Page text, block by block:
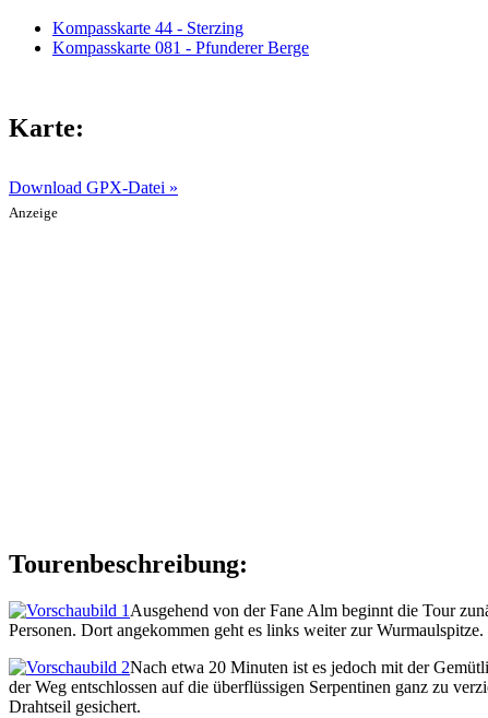
Kompasskarte 44 - Sterzing
Kompasskarte 081 - Pfunderer Berge
Karte:
Download GPX-Datei »
Anzeige
Tourenbeschreibung:
Ausgehend von der Fane Alm beginnt die Tour
Personen. Dort angekommen geht es links weiter zur
Nach etwa 20 Minuten ist es jedoch mit der
der Weg entschlossen auf die überflüssigen Serpentinen ganz zu
Drahtseil gesichert.